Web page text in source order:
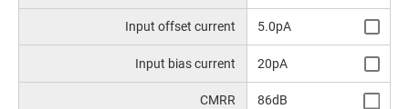
Input offset current 5.0pA
Input bias current 20pA
CMRR 86dB